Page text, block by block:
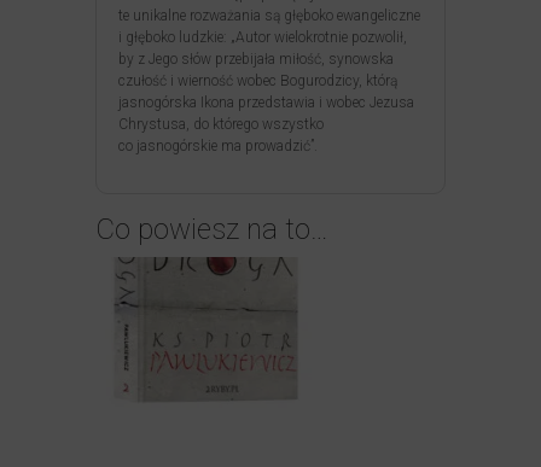
te unikalne rozważania są głęboko ewangeliczne
i głęboko ludzkie: „Autor wielokrotnie pozwolił,
by z Jego słów przebijała miłość, synowska
czułość i wierność wobec Bogurodzicy, którą
jasnogórska Ikona przedstawia i wobec Jezusa
Chrystusa, do którego wszystko
co jasnogórskie ma prowadzić”.
Co powiesz na to…